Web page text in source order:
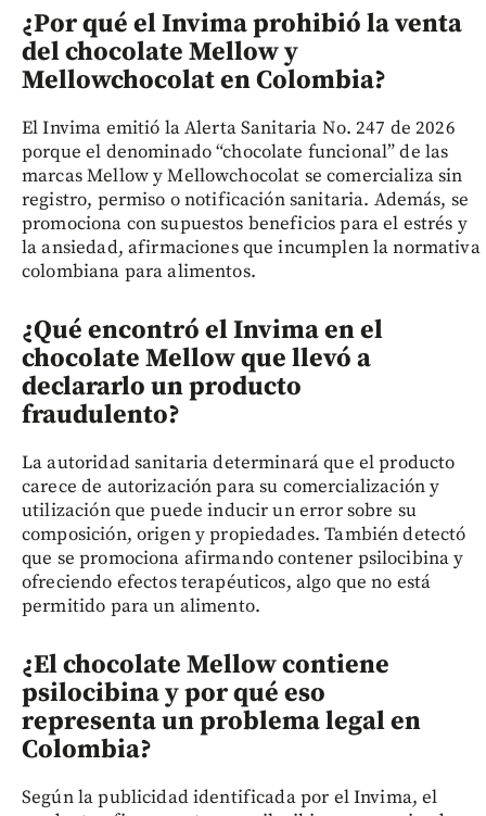
¿Por qué el Invima prohibió la venta
del chocolate Mellow y
Mellowchocolat en Colombia?
El Invima emitió la Alerta Sanitaria No. 247 de 2026
porque el denominado “chocolate funcional” de las
marcas Mellow y Mellowchocolat se comercializa sin
registro, permiso o notificación sanitaria. Además, se
promociona con supuestos beneficios para el estrés y
la ansiedad, afirmaciones que incumplen la normativa
colombiana para alimentos.
¿Qué encontró el Invima en el
chocolate Mellow que llevó a
declararlo un producto
fraudulento?
La autoridad sanitaria determinará que el producto
carece de autorización para su comercialización y
utilización que puede inducir un error sobre su
composición, origen y propiedades. También detectó
que se promociona afirmando contener psilocibina y
ofreciendo efectos terapéuticos, algo que no está
permitido para un alimento.
¿El chocolate Mellow contiene
psilocibina y por qué eso
representa un problema legal en
Colombia?
Según la publicidad identificada por el Invima, el